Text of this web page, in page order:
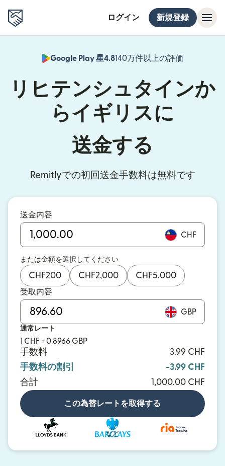
ログイン 新規登録
Google Play 星4.8140万件以上の評価
（別ウィン
リヒテンシュタインか
らイギリスに
送金する
Remitlyでの初回送金手数料は無料です
送金内容
CHF
または金額を選択してください
CHF200 CHF2,000 CHF5,000
受取内容
GBP
通常レート
1 CHF = 0.8966 GBP
手数料
3.99 CHF
手数料の割引
-3.99 CHF
合計
1,000.00 CHF
この為替レートを取得する
など